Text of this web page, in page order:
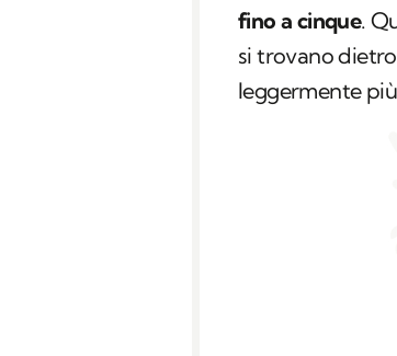
fino a cinque.
si trovano
leggermente